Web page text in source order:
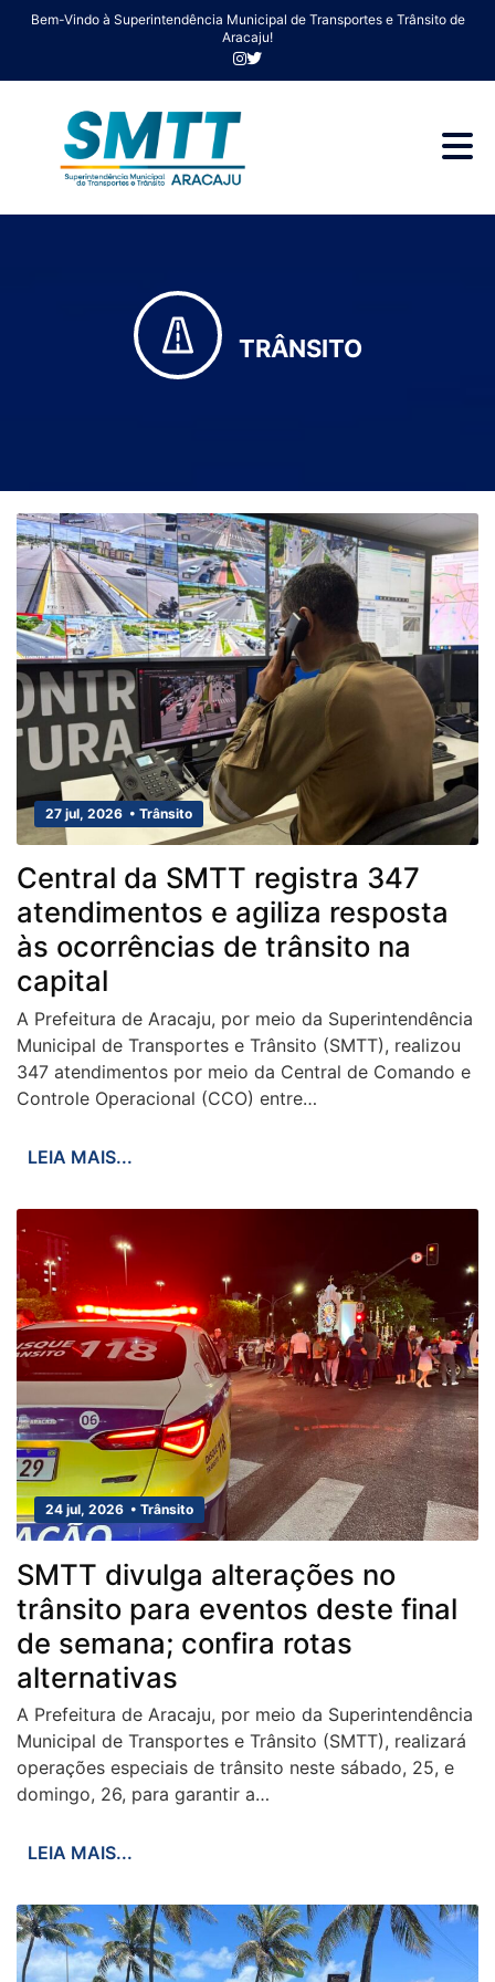
Bem-Vindo à Superintendência Municipal de Transportes e Trânsito de
Aracaju!
TRÂNSITO
27 jul, 2026 • Trânsito
Central da SMTT registra 347
atendimentos e agiliza resposta
às ocorrências de trânsito na
capital
A Prefeitura de Aracaju, por meio da Superintendência
Municipal de Transportes e Trânsito (SMTT), realizou
347 atendimentos por meio da Central de Comando e
Controle Operacional (CCO) entre…
LEIA MAIS...
24 jul, 2026 • Trânsito
SMTT divulga alterações no
trânsito para eventos deste final
de semana; confira rotas
alternativas
A Prefeitura de Aracaju, por meio da Superintendência
Municipal de Transportes e Trânsito (SMTT), realizará
operações especiais de trânsito neste sábado, 25, e
domingo, 26, para garantir a…
LEIA MAIS...